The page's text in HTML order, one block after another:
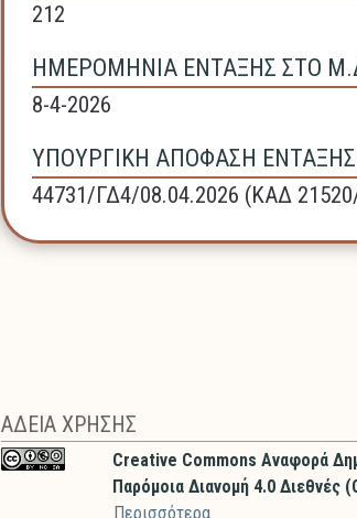
212
ΗΜΕΡΟΜΗΝΙΑ ΕΝΤΑΞΗΣ ΣΤΟ
8-4-2026
ΥΠΟΥΡΓΙΚΗ ΑΠΟΦΑΣΗ
44731/ΓΔ4/08.04.2026 (ΚΑΔ
ΑΔΕΙΑ ΧΡΗΣΗΣ
Creative Commons Αναφορά
Παρόμοια Διανομή 4.0 Διεθνές
Περισσότερα